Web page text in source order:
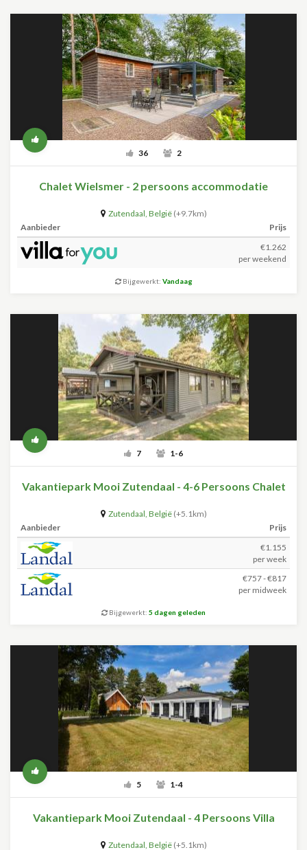
36 2
Chalet Wielsmer - 2 persoons accommodatie
Zutendaal, België (+9.7km)
Aanbieder
Prijs
€1.262
per weekend
Bijgewerkt: Vandaag
7 1-6
Vakantiepark Mooi Zutendaal - 4-6 Persoons Chalet
Zutendaal, België (+5.1km)
Aanbieder
Prijs
€1.155
per week
€757 - €817
per midweek
Bijgewerkt: 5 dagen geleden
5 1-4
Vakantiepark Mooi Zutendaal - 4 Persoons Villa
Zutendaal, België (+5.1km)